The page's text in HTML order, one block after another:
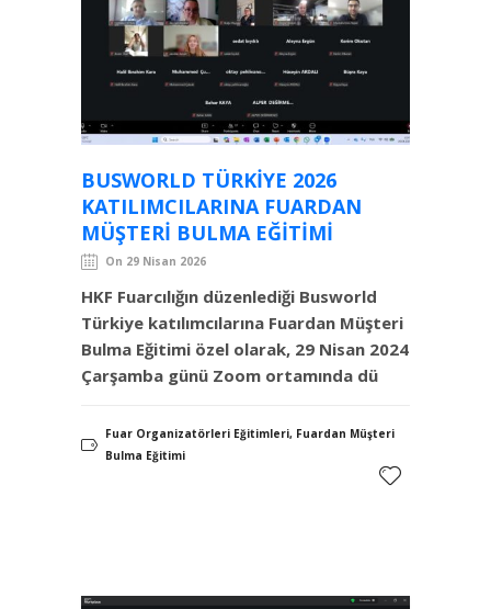
BUSWORLD TÜRKIYE 2026
KATILIMCILARINA FUARDAN
MÜŞTERI BULMA EĞITIMI
On 29 Nisan 2026
HKF Fuarcılığın düzenlediği Busworld
Türkiye katılımcılarına Fuardan Müşteri
Bulma Eğitimi özel olarak, 29 Nisan 2024
Çarşamba günü Zoom ortamında dü
Fuar Organizatörleri Eğitimleri, Fuardan Müşteri
Bulma Eğitimi